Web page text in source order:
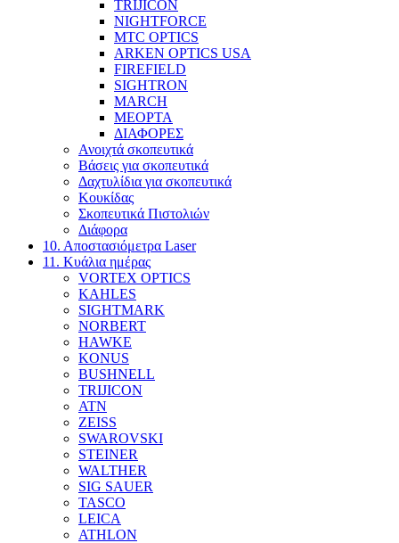
TRIJICON
NIGHTFORCE
MTC OPTICS
ARKEN OPTICS USA
FIREFIELD
SIGHTRON
MARCH
MEOPTA
ΔΙΑΦΟΡΕΣ
Ανοιχτά σκοπευτικά
Βάσεις για σκοπευτικά
Δαχτυλίδια για σκοπευτικά
Κουκίδας
Σκοπευτικά Πιστολιών
Διάφορα
10. Αποστασιόμετρα Laser
11. Κυάλια ημέρας
VORTEX OPTICS
KAHLES
SIGHTMARK
NORBERT
HAWKE
KONUS
BUSHNELL
TRIJICON
ATN
ZEISS
SWAROVSKI
STEINER
WALTHER
SIG SAUER
TASCO
LEICA
ATHLON